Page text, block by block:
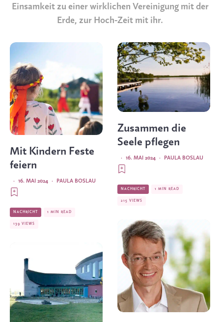
Einsamkeit zu einer wirklichen Vereinigung mit der
Erde, zur Hoch-Zeit mit ihr.
Mit Kindern Feste
feiern
PAULA BOSLAU
·
16. MAI 2024
·
NACHRICHT 1 MIN READ
139 VIEWS
Zusammen die
Seele pflegen
PAULA BOSLAU
·
16. MAI 2024
·
NACHRICHT 1 MIN READ
215 VIEWS